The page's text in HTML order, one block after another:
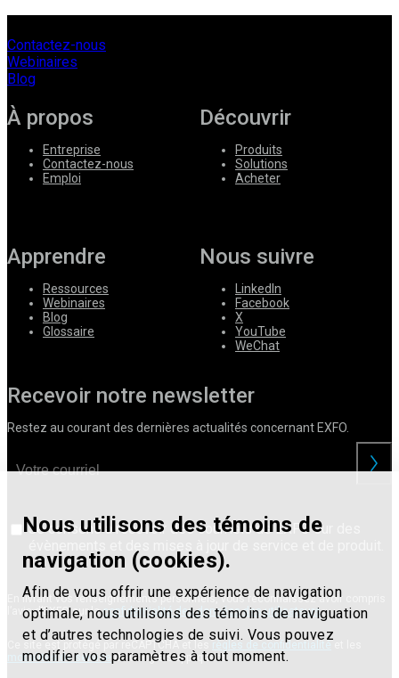
Nous utilisons des témoins de
navigation (cookies).
Afin de vous offrir une expérience de navigation
optimale, nous utilisons des témoins de naviguation
et d’autres technologies de suivi. Vous pouvez
modifier vos paramètres à tout moment.
Contactez-nous
Webinaires
Blog
À propos
Entreprise
Contactez-nous
Emploi
Découvrir
Produits
Solutions
Acheter
Apprendre
Ressources
Webinaires
Blog
Glossaire
Nous suivre
LinkedIn
Facebook
X
YouTube
WeChat
Recevoir notre newsletter
Restez au courant des dernières actualités concernant EXFO.
Je consens à recevoir des courriels de EXFO sur des
En livrant vos renseignements personnels, vous reconnaissez avoir compris
l’avis d’EXFO sur la confidentialité des données des utilisateurs.
Ce site est protégé par reCAPTCHA et les règles de confidentialité
modalités de service de Google s’appliquent.